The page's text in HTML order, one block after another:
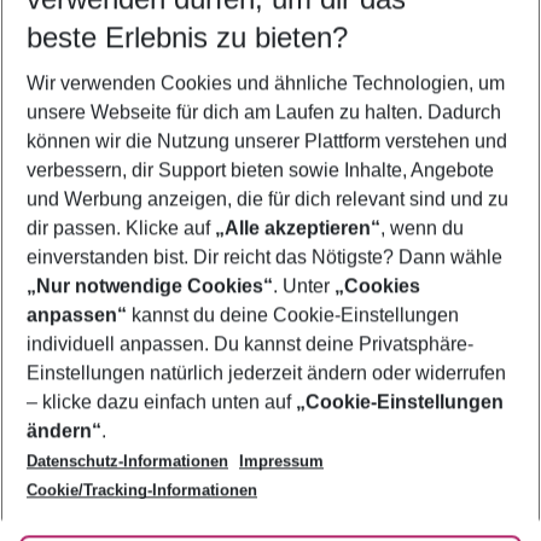
5-8 Nächte
2 Erwachsene Keine Kinder
Mehr Filter anzeigen
Footer
Footer navigation
Über uns
AGB
Bestpreisgarantie
Cookie-Einstellungen ändern
Cookie-Richtlinie
Agenturbetreuung
Barrierefreies Reisen
Folge uns
beste Erlebnis zu bieten?
Wir verwenden Cookies und ähnliche Technologien, um
unsere Webseite für dich am Laufen zu halten. Dadurch
können wir die Nutzung unserer Plattform verstehen und
verbessern, dir Support bieten sowie Inhalte, Angebote
und Werbung anzeigen, die für dich relevant sind und zu
dir passen. Klicke auf „Alle akzeptieren“, wenn du
einverstanden bist. Dir reicht das Nötigste? Dann wähle
„Nur notwendige Cookies“. Unter „Cookies
anpassen“ kannst du deine Cookie-Einstellungen
individuell anpassen. Du kannst deine Privatsphäre-
Einstellungen natürlich jederzeit ändern oder widerrufen
– klicke dazu einfach unten auf „Cookie-Einstellungen
ändern“.
Datenschutz-Informationen
Impressum
Cookie/Tracking-Informationen